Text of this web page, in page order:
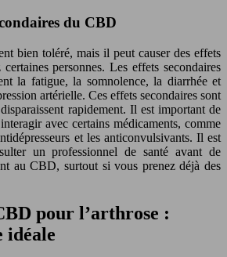
du CBD
bien toléré, mais il peut causer des effets
personnes. Les effets secondaires
la fatigue, la somnolence, la diarrhée et
artérielle. Ces effets secondaires sont
rapidement. Il est important de
avec certains médicaments, comme
et les anticonvulsivants. Il est
un professionnel de santé avant de
au CBD, surtout si vous prenez déjà des
pour l’arthrose :
idéale